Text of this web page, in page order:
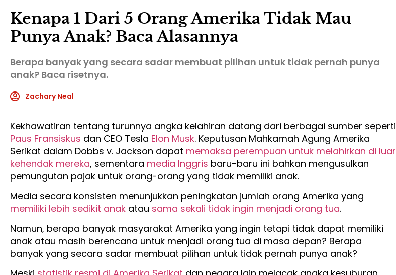
Kenapa 1 Dari 5 Orang Amerika Tidak Mau
Punya Anak? Baca Alasannya
Berapa banyak yang secara sadar membuat pilihan untuk tidak pernah punya
anak? Baca risetnya.
Zachary Neal
Kekhawatiran tentang turunnya angka kelahiran datang dari berbagai sumber seperti
Paus Fransiskus dan CEO Tesla Elon Musk. Keputusan Mahkamah Agung Amerika
Serikat dalam Dobbs v. Jackson dapat memaksa perempuan untuk melahirkan di luar
kehendak mereka, sementara media Inggris baru-baru ini bahkan mengusulkan
pemungutan pajak untuk orang-orang yang tidak memiliki anak.
Media secara konsisten menunjukkan peningkatan jumlah orang Amerika yang
memiliki lebih sedikit anak atau sama sekali tidak ingin menjadi orang tua.
Namun, berapa banyak masyarakat Amerika yang ingin tetapi tidak dapat memiliki
anak atau masih berencana untuk menjadi orang tua di masa depan? Berapa
banyak yang secara sadar membuat pilihan untuk tidak pernah punya anak?